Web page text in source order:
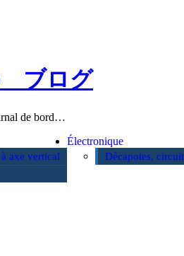
ブログ
de bord…
axe vertical
Électronique
Décapotes,